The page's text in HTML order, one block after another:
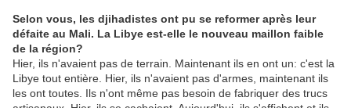
Selon vous, les djihadistes ont pu se reformer après leur
défaite au Mali. La Libye est-elle le nouveau maillon faible
de la région?
Hier, ils n'avaient pas de terrain. Maintenant ils en ont un: c'est la
Libye tout entière. Hier, ils n'avaient pas d'armes, maintenant ils
les ont toutes. Ils n'ont même pas besoin de fabriquer des trucs